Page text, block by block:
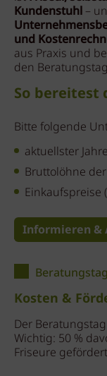
Kundenstuhl –
und
aus Praxis und
den
So bereitest
Bitte folgende
aktuellster
Bruttolöhne
Einkaufspreise
Informieren &
Kosten &
Der
Wichtig: 50 %
Friseure